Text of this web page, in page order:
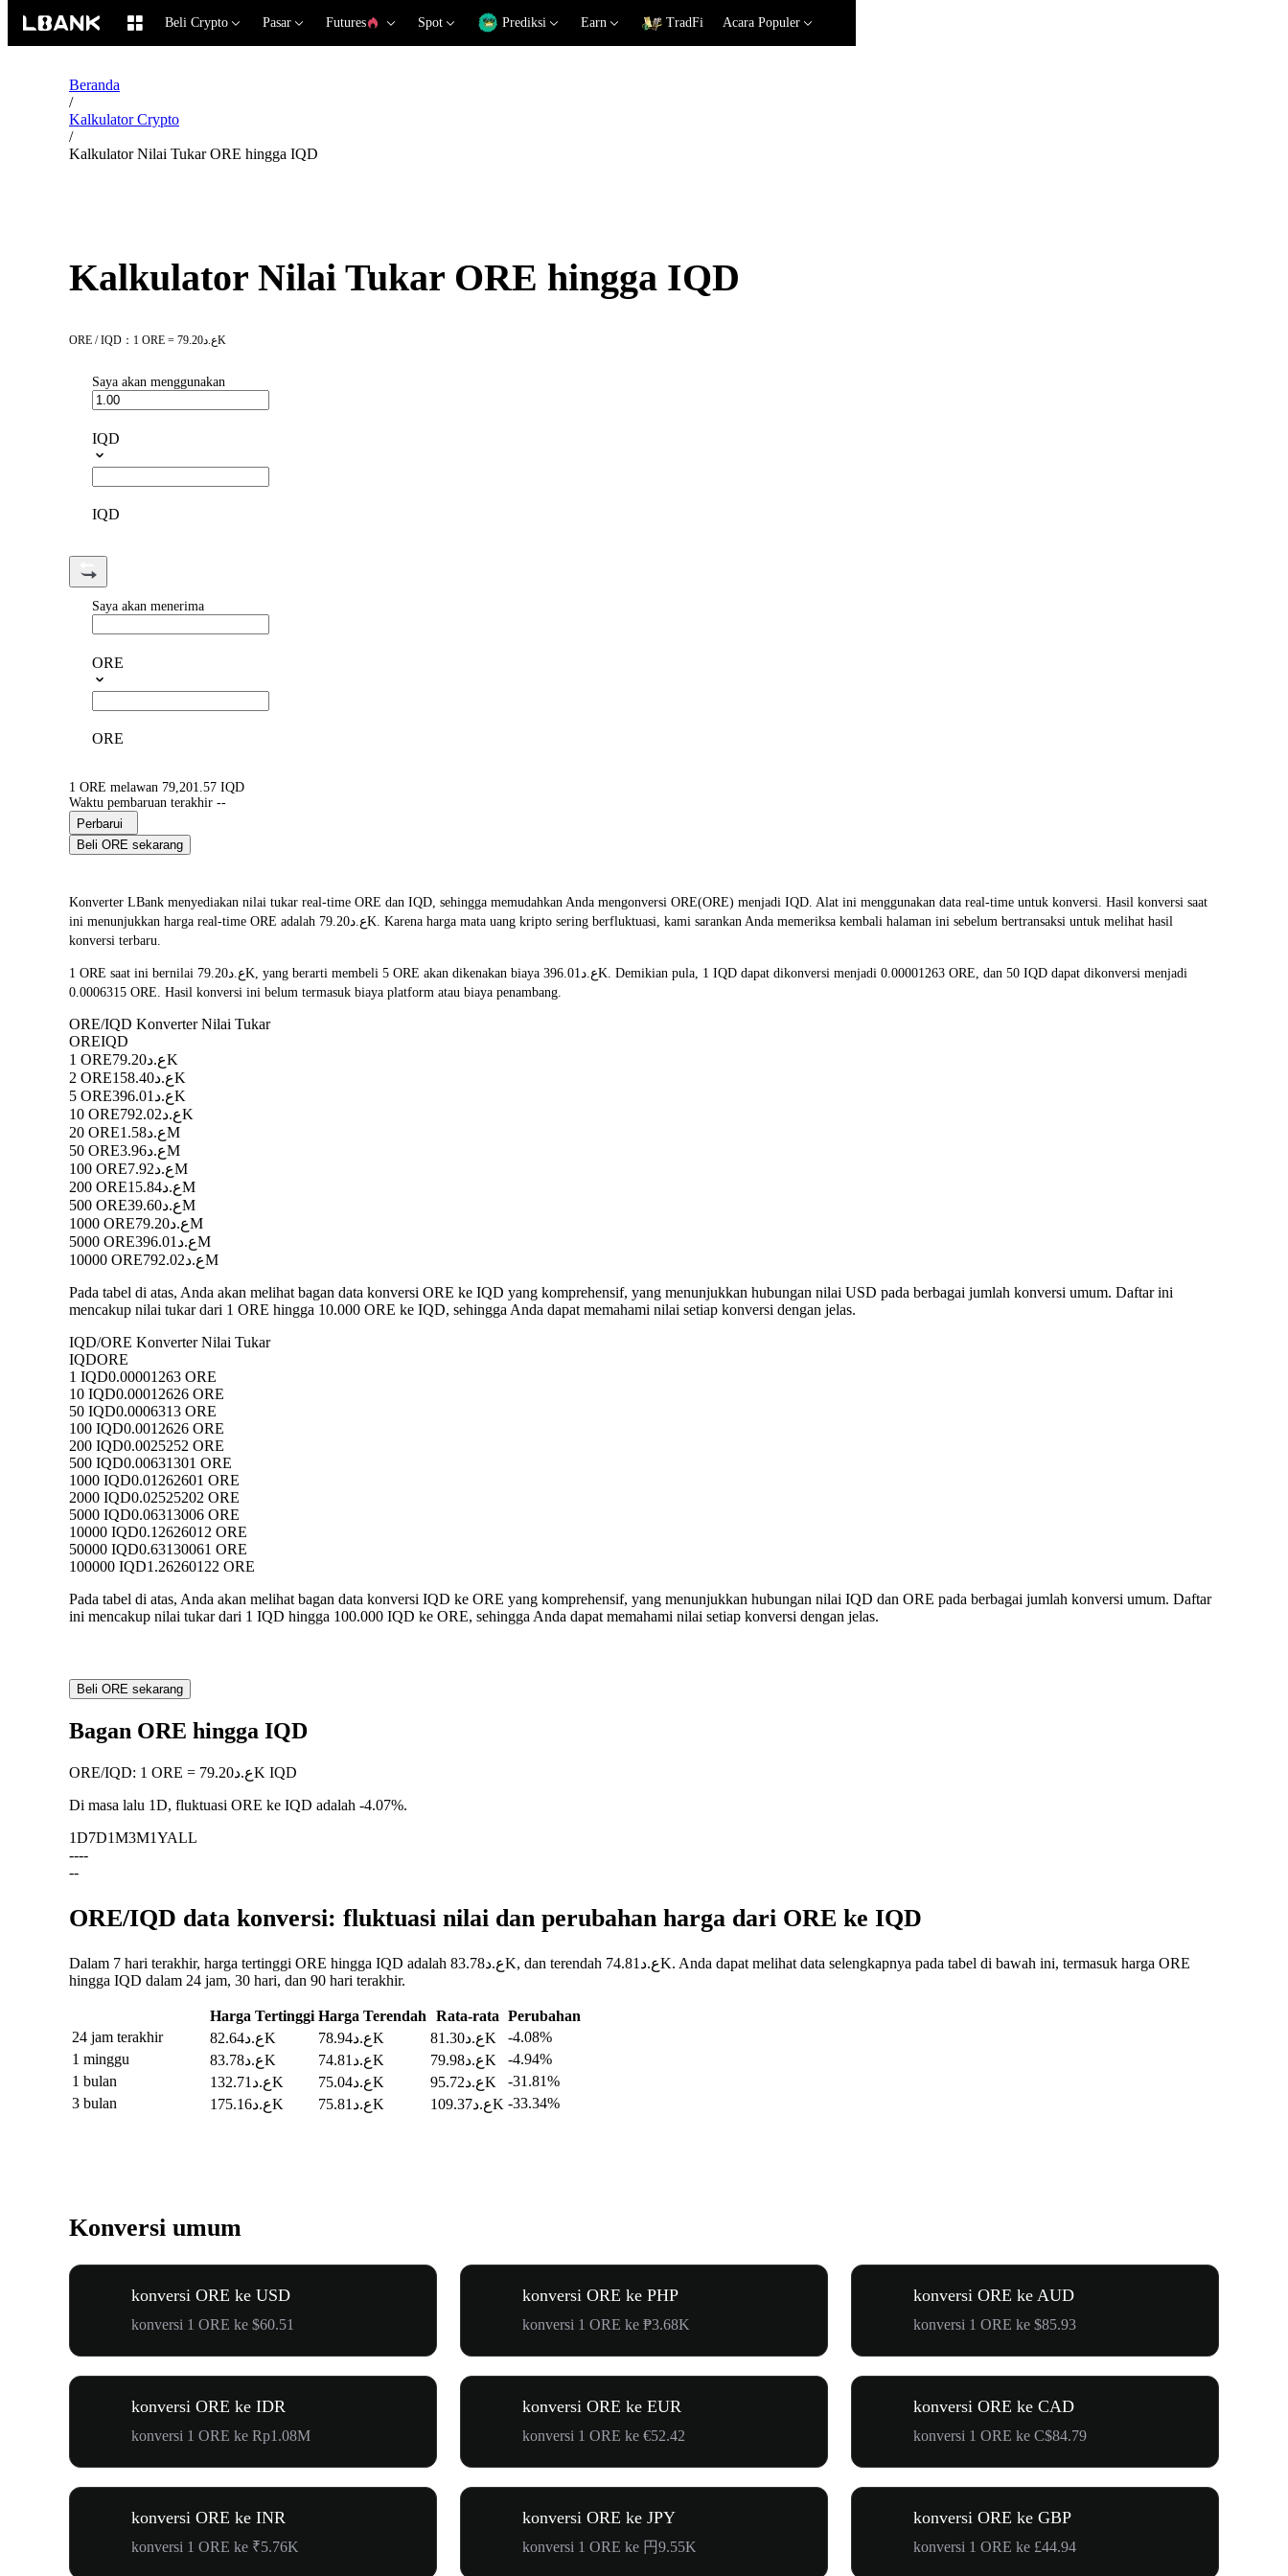
Beli Crypto Pasar Futures Spot Prediksi Earn TradFi Acara Populer
Beranda
/
Kalkulator Crypto
/
Kalkulator Nilai Tukar ORE hingga IQD
Kalkulator Nilai Tukar ORE hingga IQD
ORE / IQD：1 ORE = ع.د79.20K
Saya akan menggunakan
IQD
IQD
Saya akan menerima
ORE
ORE
1 ORE melawan 79,201.57 IQD
Waktu pembaruan terakhir --
Perbarui
Beli ORE sekarang
Konverter LBank menyediakan nilai tukar real-time ORE dan IQD, sehingga memudahkan Anda mengonversi ORE(ORE) menjadi IQD. Alat ini menggunakan data real-time untuk konversi. Hasil konversi saat
ini menunjukkan harga real-time ORE adalah ع.د79.20K. Karena harga mata uang kripto sering berfluktuasi, kami sarankan Anda memeriksa kembali halaman ini sebelum bertransaksi untuk melihat hasil
konversi terbaru.
1 ORE saat ini bernilai ع.د79.20K, yang berarti membeli 5 ORE akan dikenakan biaya ع.د396.01K. Demikian pula, 1 IQD dapat dikonversi menjadi 0.00001263 ORE, dan 50 IQD dapat dikonversi menjadi
0.0006315 ORE. Hasil konversi ini belum termasuk biaya platform atau biaya penambang.
ORE/IQD Konverter Nilai Tukar
OREIQD
1 ORE
ع.د79.20K
2 ORE
ع.د158.40K
5 ORE
ع.د396.01K
10 ORE
ع.د792.02K
20 ORE
ع.د1.58M
50 ORE
ع.د3.96M
100 ORE
ع.د7.92M
200 ORE
ع.د15.84M
500 ORE
ع.د39.60M
1000 ORE
ع.د79.20M
5000 ORE
ع.د396.01M
10000 ORE
ع.د792.02M
Pada tabel di atas, Anda akan melihat bagan data konversi ORE ke IQD yang komprehensif, yang menunjukkan hubungan nilai USD pada berbagai jumlah konversi umum. Daftar ini
mencakup nilai tukar dari 1 ORE hingga 10.000 ORE ke IQD, sehingga Anda dapat memahami nilai setiap konversi dengan jelas.
IQD/ORE Konverter Nilai Tukar
IQDORE
1 IQD0.00001263 ORE
10 IQD0.00012626 ORE
50 IQD0.0006313 ORE
100 IQD0.0012626 ORE
200 IQD0.0025252 ORE
500 IQD0.00631301 ORE
1000 IQD0.01262601 ORE
2000 IQD0.02525202 ORE
5000 IQD0.06313006 ORE
10000 IQD0.12626012 ORE
50000 IQD0.63130061 ORE
100000 IQD1.26260122 ORE
Pada tabel di atas, Anda akan melihat bagan data konversi IQD ke ORE yang komprehensif, yang menunjukkan hubungan nilai IQD dan ORE pada berbagai jumlah konversi umum. Daftar
ini mencakup nilai tukar dari 1 IQD hingga 100.000 IQD ke ORE, sehingga Anda dapat memahami nilai setiap konversi dengan jelas.
Beli ORE sekarang
Bagan ORE hingga IQD
ORE/IQD:
1 ORE = ع.د79.20K IQD
Di masa lalu 1D, fluktuasi ORE ke IQD adalah -4.07%.
1D7D1M3M1YALL
----
--
ORE/IQD data konversi: fluktuasi nilai dan perubahan harga dari ORE ke IQD
Dalam 7 hari terakhir, harga tertinggi ORE hingga IQD adalah ع.د83.78K, dan terendah ع.د74.81K. Anda dapat melihat data selengkapnya pada tabel di bawah ini, termasuk harga ORE
hingga IQD dalam 24 jam, 30 hari, dan 90 hari terakhir.
Harga Tertinggi Harga Terendah Rata-rata Perubahan
24 jam terakhir
ع.د82.64K ع.د78.94K ع.د81.30K
-4.08%
1 minggu
ع.د83.78K ع.د74.81K ع.د79.98K
-4.94%
1 bulan
ع.د132.71K ع.د75.04K ع.د95.72K
-31.81%
3 bulan
ع.د175.16K ع.د75.81K ع.د109.37K -33.34%
Konversi umum
konversi ORE ke USD
konversi 1 ORE ke $60.51
konversi ORE ke PHP
konversi 1 ORE ke ₱3.68K
konversi ORE ke AUD
konversi 1 ORE ke $85.93
konversi ORE ke IDR
konversi 1 ORE ke Rp1.08M
konversi ORE ke EUR
konversi 1 ORE ke €52.42
konversi ORE ke CAD
konversi 1 ORE ke C$84.79
konversi ORE ke INR
konversi 1 ORE ke ₹5.76K
konversi ORE ke JPY
konversi 1 ORE ke 円9.55K
konversi ORE ke GBP
konversi 1 ORE ke £44.94